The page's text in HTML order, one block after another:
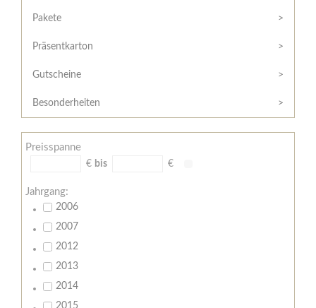
/
Widerrufsformular
AGB
Zahlungsbedingungen
Meine
Pakete
Präsentkarton
Gutscheine
Besonderheiten
Preisspanne
€ bis €
Jahrgang:
2006
2007
2012
2013
2014
2015